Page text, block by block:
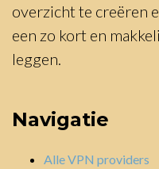
overzicht te creëren
een zo kort en
leggen.
Navigatie
Alle VPN providers